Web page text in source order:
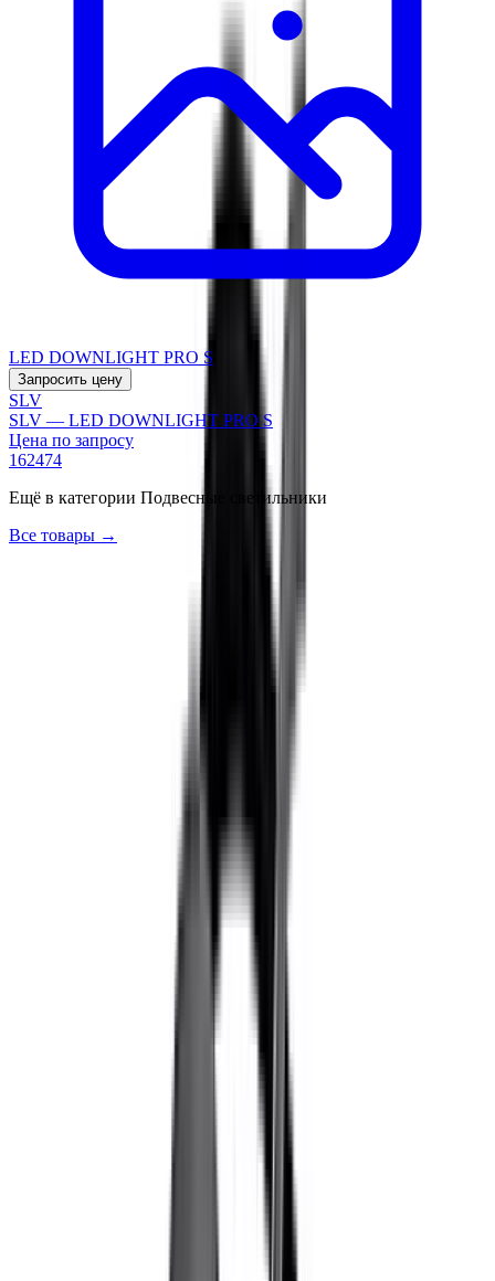
LED DOWNLIGHT PRO S
Запросить цену
SLV
SLV — LED DOWNLIGHT PRO S
Цена по запросу
162474
Ещё в категории Подвесные светильники
Все товары →